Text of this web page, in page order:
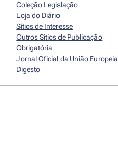
Coleção Legislação
Loja do Diário
Sítios de Interesse
Outros Sítios de Publicação
Obrigatória
Jornal Oficial da União Europeia
Digesto